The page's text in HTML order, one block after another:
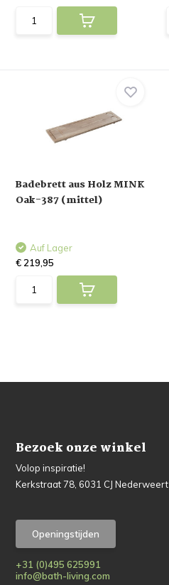
Badebrett aus Holz MINK
Oak-387 (mittel)
Auf Lager
€ 219,95
Bezoek onze winkel
Volop inspiratie!
Kerkstraat 78, 6031 CJ Nederweert
Openingstijden
+31 (0)495 625991
info@bath-living.com